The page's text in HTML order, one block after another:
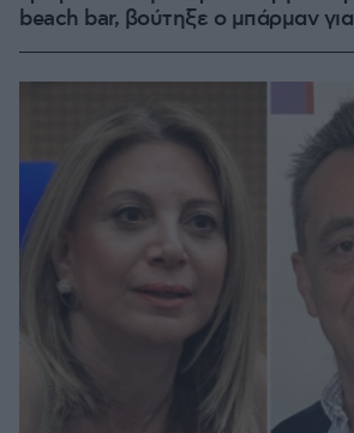
beach bar, βούτηξε ο μπάρμαν